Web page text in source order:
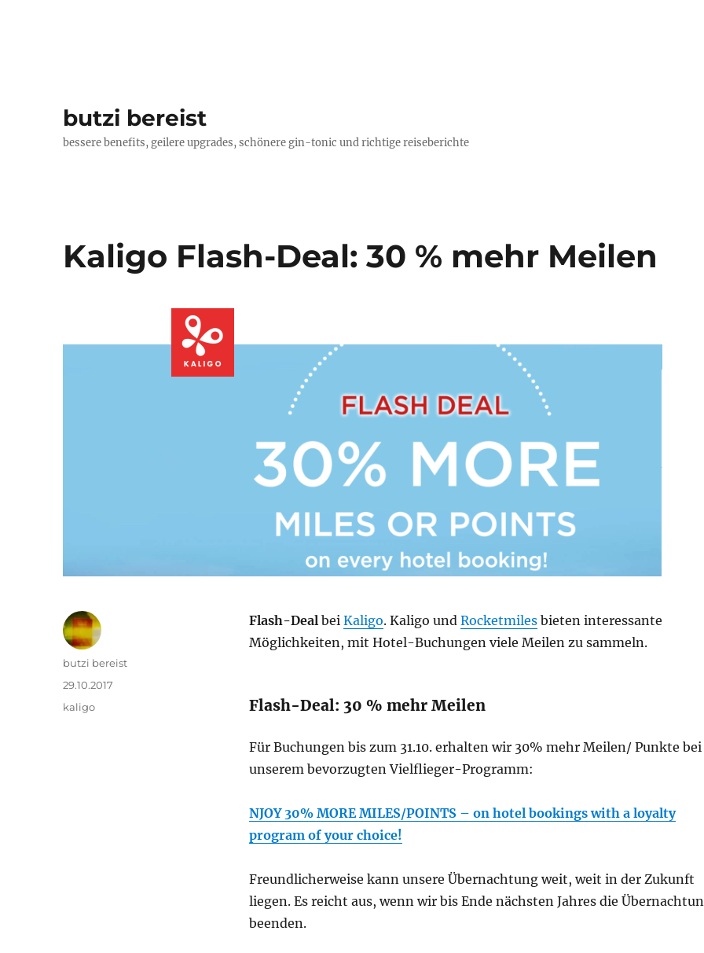
butzi bereist
bessere benefits, geilere upgrades, schönere gin-tonic und richtige reiseberichte
Kaligo Flash-Deal: 30 % mehr Meilen
Flash-Dealbei Kaligo. Kaligo und Rocketmilesbieten interessante
Möglichkeiten, mit Hotel-Buchungen viele Meilen zu sammeln.
Flash-Deal: 30 % mehr Meilen
Für Buchungen bis zum 31.10. erhalten wir 30% mehr Meilen/ Punkte bei
unserem bevorzugten Vielflieger-Programm:
NJOY 30% MORE MILES/POINTS – on hotel bookings with a loyalty
program of your choice!
Freundlicherweise kann unsere Übernachtung weit, weit in der Zukunft
liegen. Es reicht aus, wenn wir bis Ende nächsten Jahres die
beenden.
Autor
butzi bereist
Veröffentlicht
am
29.10.2017
Kategorien
kaligo